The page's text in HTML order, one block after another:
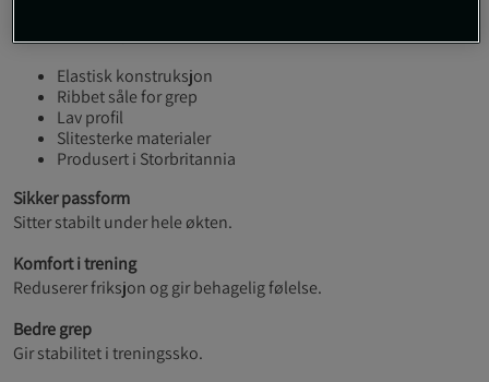
Elastisk konstruksjon
Ribbet såle for grep
Lav profil
Slitesterke materialer
Produsert i Storbritannia
Sikker passform
Sitter stabilt under hele økten.
Komfort i trening
Reduserer friksjon og gir behagelig følelse.
Bedre grep
Gir stabilitet i treningssko.